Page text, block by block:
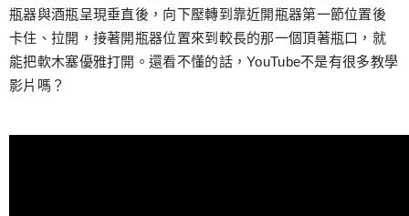
瓶器與酒瓶呈現垂直後，向下壓轉到靠近開瓶器第一節位置後
卡住、拉開，接著開瓶器位置來到較長的那一個頂著瓶口，就
能把軟木塞優雅打開。還看不懂的話，YouTube不是有很多教學
影片嗎？